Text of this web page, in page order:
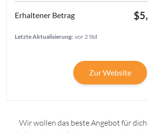
Letzte Aktualisierung: vor 2 Std
Zur Website
Wir wollen das beste Angebot für